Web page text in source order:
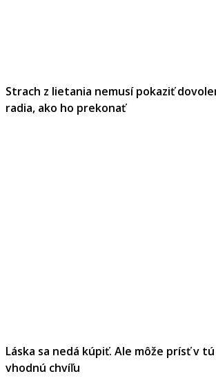
Strach z lietania nemusí pokaziť
radia, ako ho prekonať
Láska sa nedá kúpiť. Ale môže prísť v
vhodnú chvíľu